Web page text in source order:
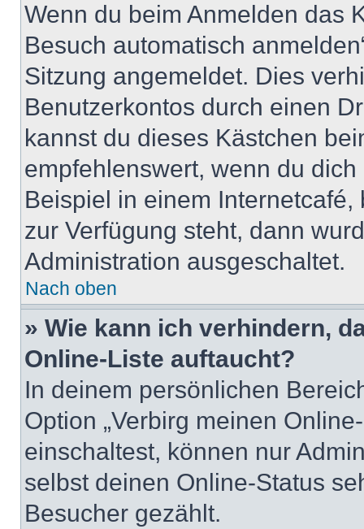
Wenn du beim Anmelden das
Besuch automatisch
Sitzung angemeldet. Dies
Benutzerkontos durch einen
kannst du dieses Kästchen
empfehlenswert, wenn du
Beispiel in einem
zur Verfügung steht, dann
Administration ausgeschaltet.
Nach oben
» Wie kann ich verhindern,
Online-Liste auftaucht?
In deinem persönlichen
Option „Verbirg meinen
einschaltest, können nur
selbst deinen Online-Status
Besucher gezählt.